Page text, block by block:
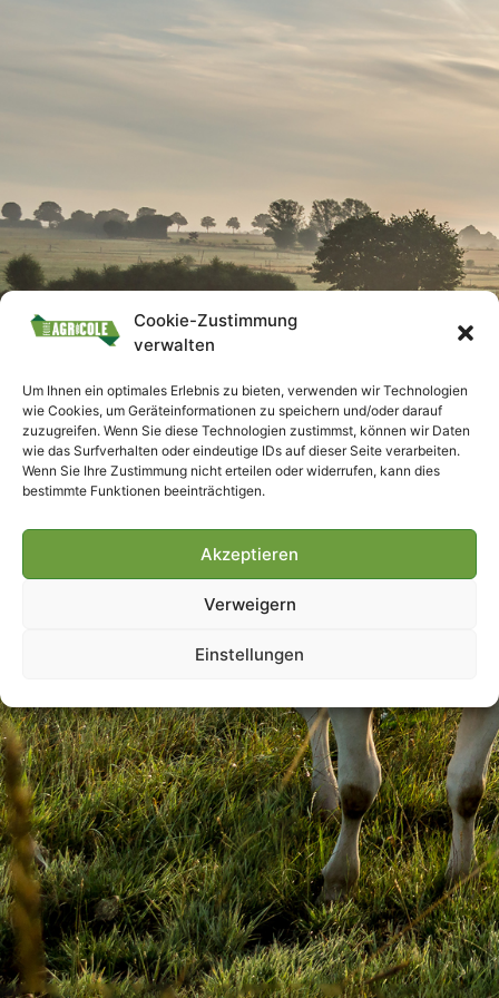
Cookie-Zustimmung
verwalten
Um Ihnen ein optimales Erlebnis zu bieten, verwenden wir Technologien
wie Cookies, um Geräteinformationen zu speichern und/oder darauf
zuzugreifen. Wenn Sie diese Technologien zustimmst, können wir Daten
wie das Surfverhalten oder eindeutige IDs auf dieser Seite verarbeiten.
Wenn Sie Ihre Zustimmung nicht erteilen oder widerrufen, kann dies
bestimmte Funktionen beeinträchtigen.
Akzeptieren
Verweigern
Einstellungen
Villmools Merci! Bis nächst
Joer!